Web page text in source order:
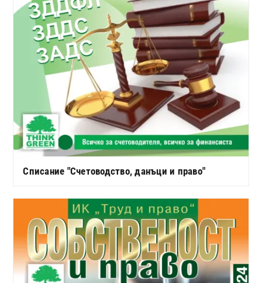
Списание "Счетоводство, данъци и право"